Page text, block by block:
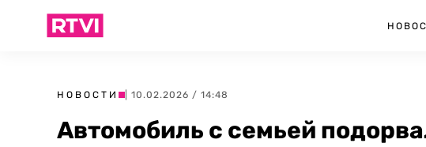
НОВОСТИ | 10.02.2026 / 14:48
Автомобиль с семьей